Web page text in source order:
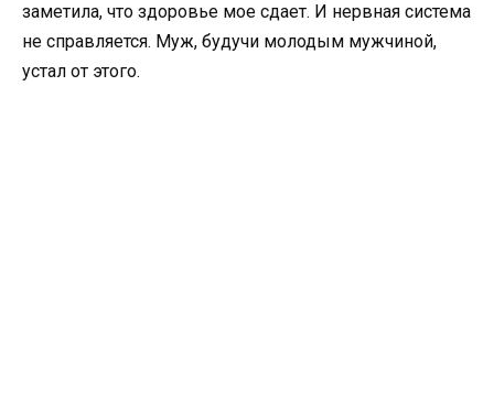
заметила, что здоровье мое сдает. И нервная система
не справляется. Муж, будучи молодым мужчиной,
устал от этого.